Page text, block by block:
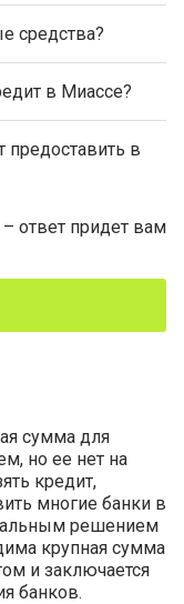
средства?
в Миассе?
в
ответ придет вам
сумма для
но ее нет на
кредит,
многие банки в
решением
крупная сумма
и заключается
банков.